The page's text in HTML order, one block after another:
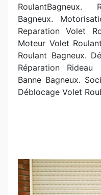
RoulantBagneux.
Bagneux.
Reparation Volet
Moteur Volet
Roulant Bagneux.
Réparation Rideau
Banne Bagneux.
Déblocage Volet